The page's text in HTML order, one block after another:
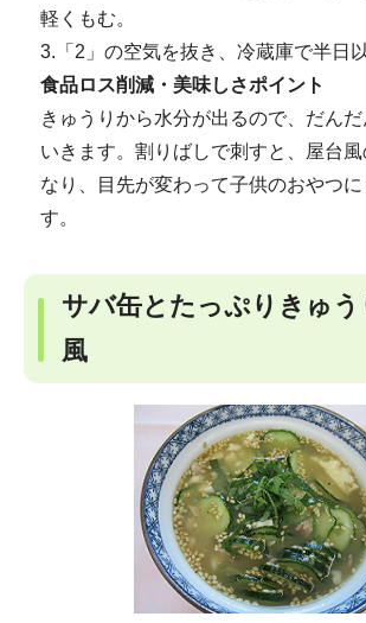
軽くもむ。
3.「2」の空気を抜き、冷蔵庫で半日以
食品ロス削減・美味しさポイント
きゅうりから水分が出るので、だん
いきます。割りばしで刺すと、屋台
なり、目先が変わって子供のおやつ
す。
サバ缶とたっぷりきゅ
風